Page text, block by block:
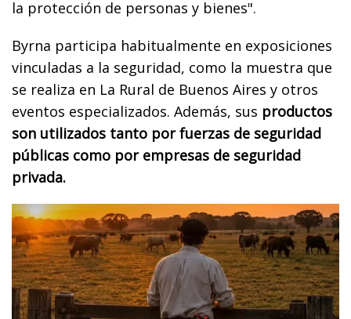
la protección de personas y bienes".
Byrna participa habitualmente en exposiciones
vinculadas a la seguridad, como la muestra que
se realiza en La Rural de Buenos Aires y otros
eventos especializados. Además, sus productos
son utilizados tanto por fuerzas de seguridad
públicas como por empresas de seguridad
privada.